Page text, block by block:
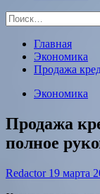
Найти:
Главная
Экономика
Продажа
Экономика
Продажа
полное
Redactor 19 марта